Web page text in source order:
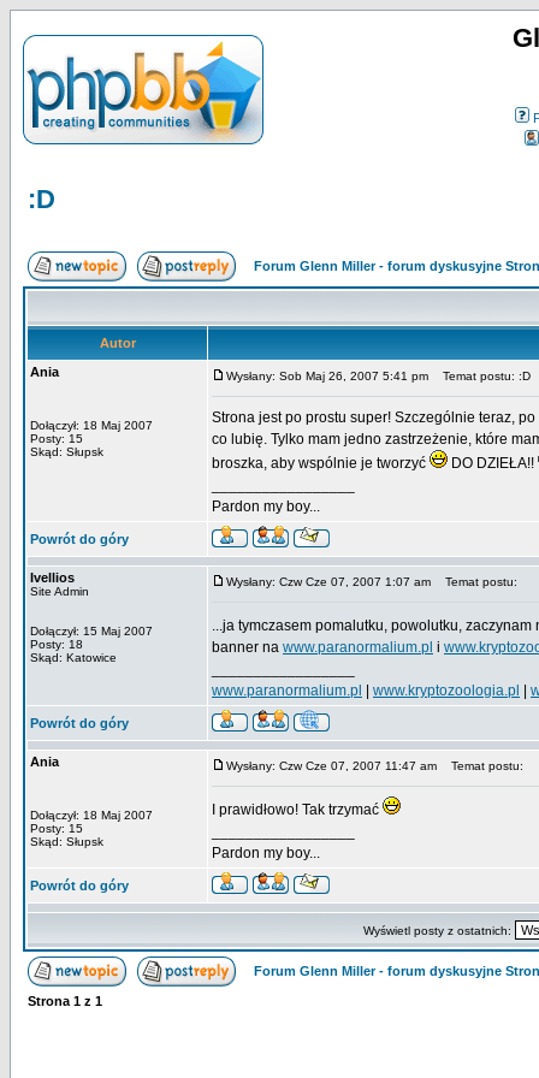
:D
Forum Glenn Miller - forum dyskusyjne
Autor
Ania
Dołączył: 18 Maj 2007
Posty: 15
Skąd: Słupsk
Wysłany: Sob Maj 26, 2007 5:41 pm Temat postu: :D
Strona jest po prostu super! Szczególnie teraz,
co lubię. Tylko mam jedno zastrzeżenie, które
broszka, aby wspólnie je tworzyć
DO DZIEŁA!!
Pardon my boy...
Powrót do góry
Ivellios
Site Admin
Dołączył: 15 Maj 2007
Posty: 18
Skąd: Katowice
Wysłany: Czw Cze 07, 2007 1:07 am Temat postu:
...ja tymczasem pomalutku, powolutku,
banner na www.paranormalium.pl i
www.paranormalium.pl
www.kryptozoologia.pl
Powrót do góry
Ania
Dołączył: 18 Maj 2007
Posty: 15
Skąd: Słupsk
Wysłany: Czw Cze 07, 2007 11:47 am Temat postu:
I prawidłowo! Tak trzymać
Pardon my boy...
Powrót do góry
Wyświetl posty z ostatnich:
Forum Glenn Miller - forum dyskusyjne
Strona 1 z 1